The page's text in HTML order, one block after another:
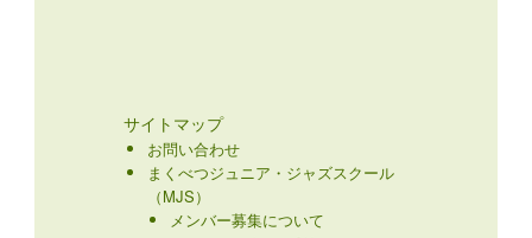
サイトマップ
お問い合わせ
まくべつジュニア・ジャズスクール
（MJS）
メンバー募集について